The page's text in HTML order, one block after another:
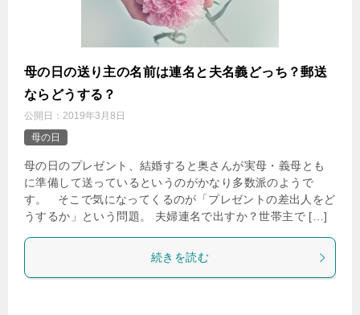
母の日の送り主の名前は連名と夫名義どっち？郵送
ならどうする？
公開日： 2019年3月8日
母の日
母の日のプレゼント、結婚すると奥さんが実母・義母とも
に準備して送っているというのがかなり多数派のようで
す。 そこで気になってくるのが「プレゼントの差出人をど
うするか」という問題。 夫婦連名で出すか？世帯主で […]
続きを読む